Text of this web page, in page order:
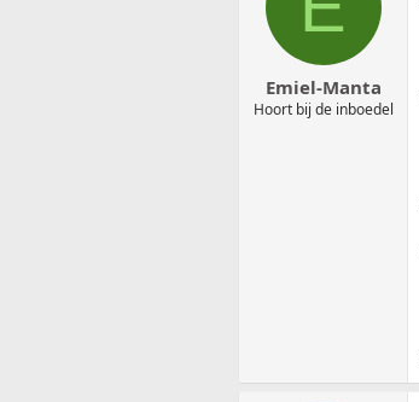
t
d
u
m
Emiel-Manta
Hoort bij de inboedel